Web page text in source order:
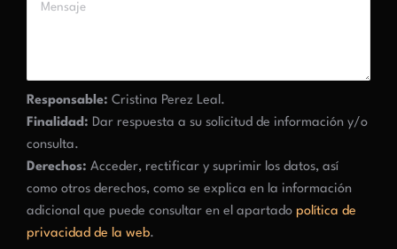
Responsable: Cristina Perez Leal.
Finalidad: Dar respuesta a su solicitud de información y/o
consulta.
Derechos: Acceder, rectificar y suprimir los datos, así
como otros derechos, como se explica en la información
adicional que puede consultar en el apartado política de
privacidad de la web.